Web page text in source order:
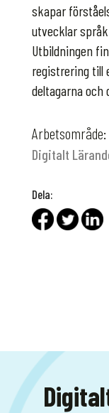
skapar
utvecklar
Utbildningen
registrering till
deltagarna och
Arbetsområde:
Digitalt
Dela: